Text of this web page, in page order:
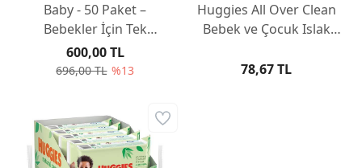
Baby - 50 Paket –
Bebekler İçin Tek
Kullanımlık Islak Havlu
696,00 TL %13
600,00 TL
Huggies All Over Clean
Bebek ve Çocuk Islak
78,67 TL